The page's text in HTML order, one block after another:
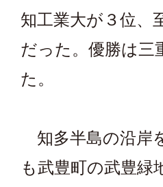
知工業大が３位、
だった。優勝は三
た。
知多半島の沿岸
も武豊町の武豊緑